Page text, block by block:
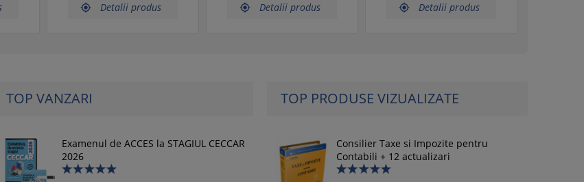
 Detalii produs  Detalii produs  Detalii produs
TOP VANZARI
Examenul de ACCES la STAGIUL CECCAR
2026
TOP PRODUSE VIZUALIZATE
Consilier Taxe si Impozite pentru
Contabili + 12 actualizari